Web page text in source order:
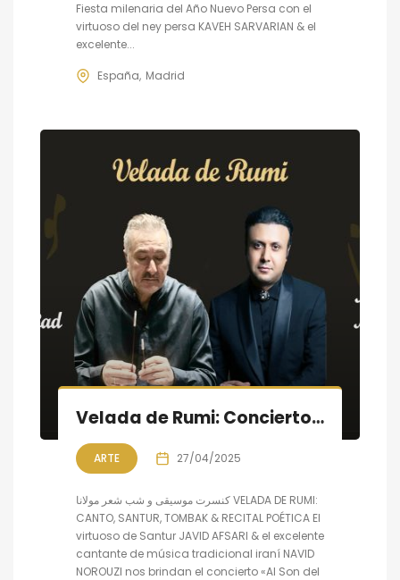
Fiesta milenaria del Año Nuevo Persa con el
virtuoso del ney persa KAVEH SARVARIAN & el
excelente...
España Madrid
Velada de Rumi: Concierto de Música & Poesía
ARTE 27/04/2025
کنسرت موسیقی و شب شعر مولانا VELADA DE RUMI:
CANTO, SANTUR, TOMBAK & RECITAL POÉTICA El
virtuoso de Santur JAVID AFSARI & el excelente
cantante de música tradicional iraní NAVID
NOROUZI nos brindan el concierto «Al Son del